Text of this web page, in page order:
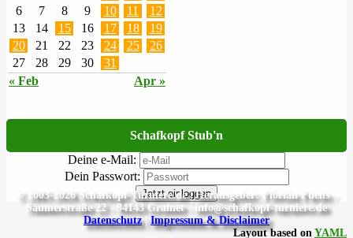
« Feb Apr »
6
7 8 9 10 11
12
13
14 15 16 17 18
19
20
21 22 23 24 25
26
27
28 29 30 31
Schafkopf Stub'n
Deine e-Mail:
Dein Passwort:
Jetzt einloggen
© 2003-2026 Schafkopf-Turniere.de | Herausgeber: Florian Fuchs -
Säumerstraße 22 - 94143 Grainet - info@schafkopf-turniere.de
Datenschutz| Impressum & Disclaimer
Layout based on YAML